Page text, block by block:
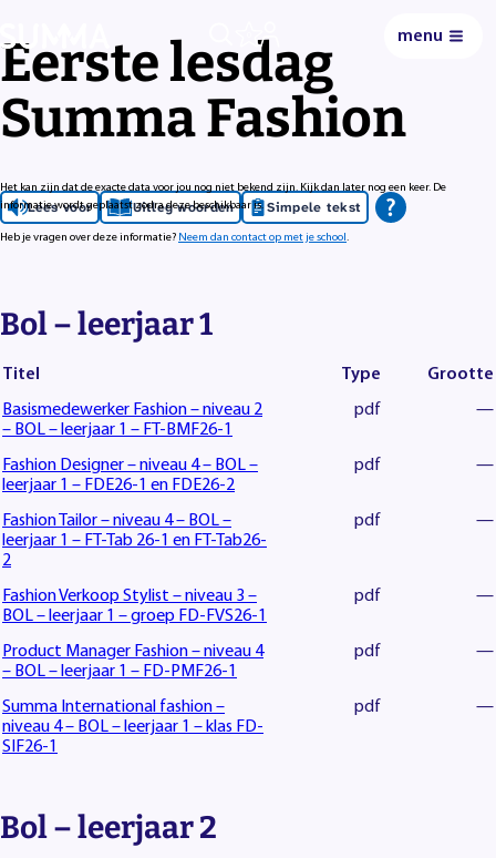
menu
Eerste lesdag
Summa Fashion
Lees voor Uitleg woorden Simpele tekst
Het kan zijn dat de exacte data voor jou nog niet bekend zijn. Kijk dan later nog een keer. De
informatie wordt geplaatst zodra deze beschikbaar is.
Heb je vragen over deze informatie? Neem dan contact op met je school.
Bol – leerjaar 1
Titel Type
Grootte
Basismedewerker Fashion – niveau 2
– BOL – leerjaar 1 – FT-BMF26-1
pdf —
Fashion Designer – niveau 4 – BOL –
leerjaar 1 – FDE26-1 en FDE26-2
pdf —
Fashion Tailor – niveau 4 – BOL –
leerjaar 1 – FT-Tab 26-1 en FT-Tab26-
2
pdf —
Fashion Verkoop Stylist – niveau 3 –
BOL – leerjaar 1 – groep FD-FVS26-1
pdf —
Product Manager Fashion – niveau 4
– BOL – leerjaar 1 – FD-PMF26-1
pdf —
Summa International fashion –
niveau 4 – BOL – leerjaar 1 – klas FD-
SIF26-1
pdf —
Bol – leerjaar 2